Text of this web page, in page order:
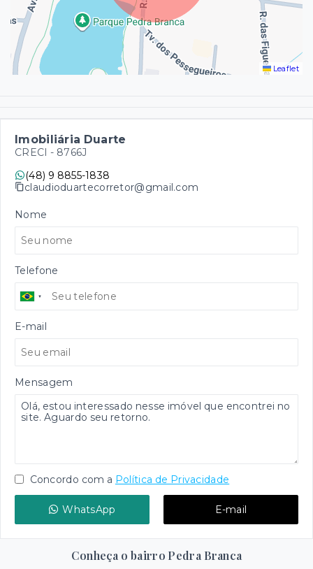
Leaflet
Imobiliária Duarte
CRECI - 8766J
(48) 9 8855-1838
claudioduartecorretor@gmail.com
Nome
Telefone
E-mail
Mensagem
Concordo com a Política de Privacidade
WhatsApp E-mail
Conheça o bairro Pedra Branca